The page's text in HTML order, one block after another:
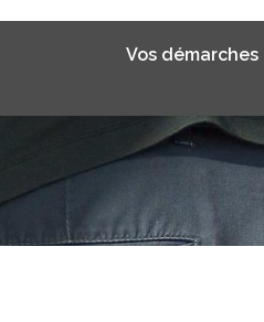
Vos démarches